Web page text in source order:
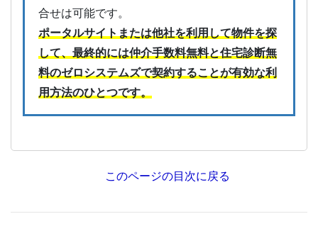
合せは可能です。
ポータルサイトまたは他社を利用して物件を探
して、最終的には仲介手数料無料と住宅診断無
料のゼロシステムズで契約することが有効な利
用方法のひとつです。
このページの目次に戻る